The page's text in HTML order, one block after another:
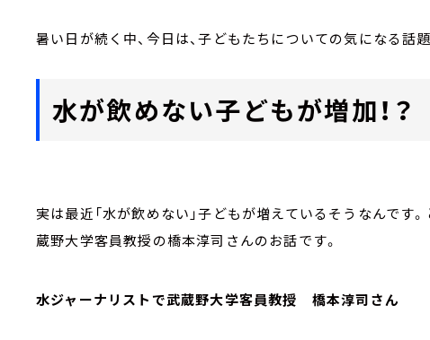
暑い日が続く中、今日は、子どもたちについての気になる話題
水が飲めない子どもが増加！？
実は最近「水が飲めない」子どもが増えているそうなんです
蔵野大学客員教授の橋本淳司さんのお話です。
水ジャーナリストで武蔵野大学客員教授 橋本淳司さん